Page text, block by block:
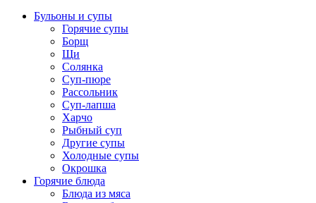
Бульоны и супы
Горячие супы
Борщ
Щи
Солянка
Суп-пюре
Рассольник
Суп-лапша
Харчо
Рыбный суп
Другие супы
Холодные супы
Окрошка
Горячие блюда
Блюда из мяса